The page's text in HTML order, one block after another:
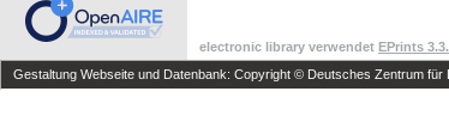
electronic library verwendet EPrints
Gestaltung Webseite und Datenbank: Copyright © Deutsches Zentrum für